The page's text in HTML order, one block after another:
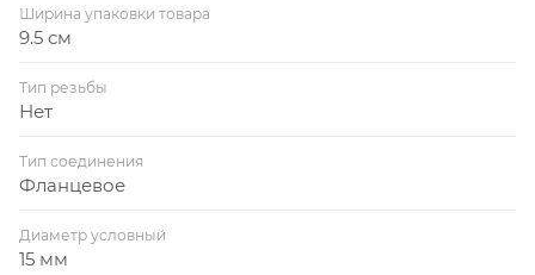
Ширина упаковки товара
9.5 см
Тип резьбы
Нет
Тип соединения
Фланцевое
Диаметр условный
15 мм